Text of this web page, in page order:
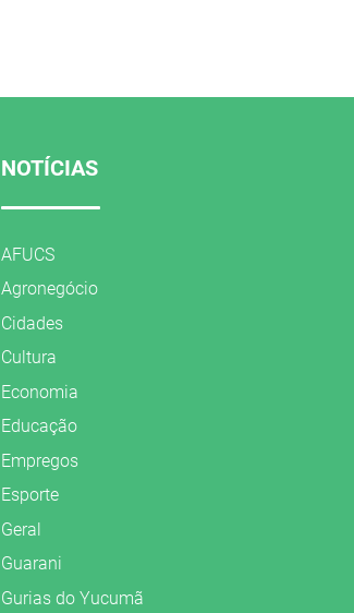
NOTÍCIAS
AFUCS
Agronegócio
Cidades
Cultura
Economia
Educação
Empregos
Esporte
Geral
Guarani
Gurias do Yucumã